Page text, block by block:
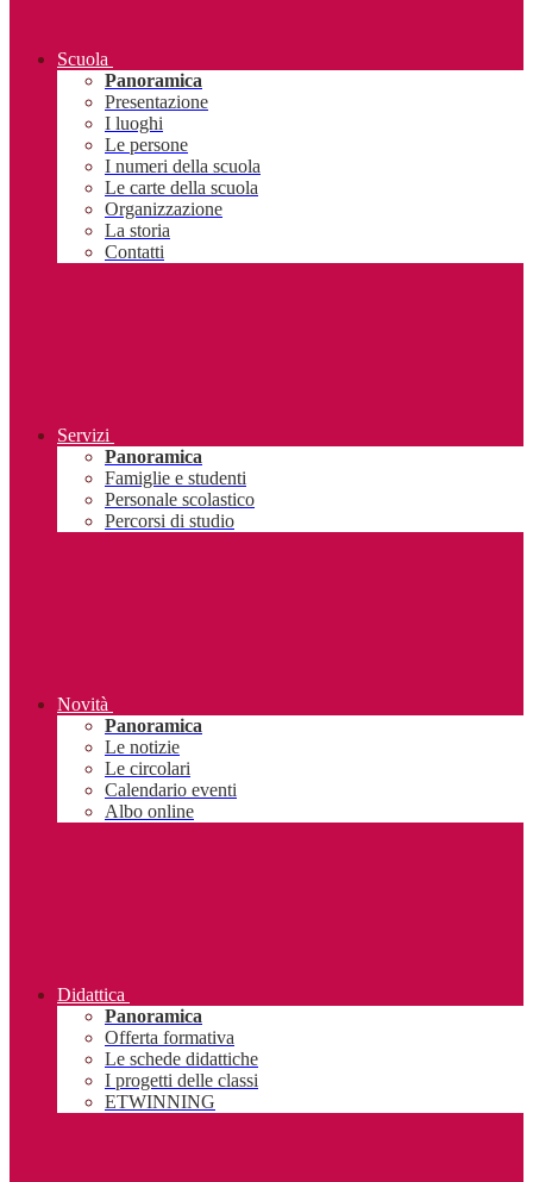
Scuola
Panoramica
Presentazione
I luoghi
Le persone
I numeri della scuola
Le carte della scuola
Organizzazione
La storia
Contatti
Servizi
Panoramica
Famiglie e studenti
Personale scolastico
Percorsi di studio
Novità
Panoramica
Le notizie
Le circolari
Calendario eventi
Albo online
Didattica
Panoramica
Offerta formativa
Le schede didattiche
I progetti delle classi
ETWINNING